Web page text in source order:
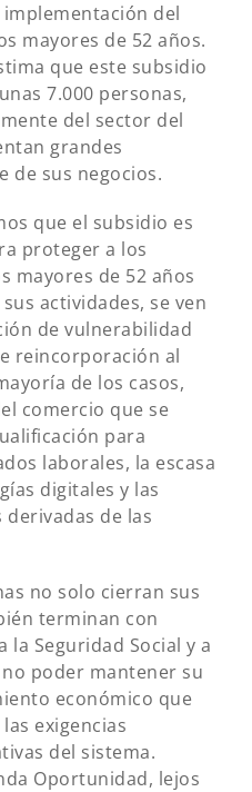
del
mayores de 52 años.
que este subsidio
7.000 personas,
del sector del
grandes
de sus negocios.
que el subsidio es
proteger a los
mayores de 52 años
actividades, se ven
de vulnerabilidad
reincorporación al
de los casos,
comercio que se
para
laborales, la escasa
digitales y las
de las
no solo cierran sus
terminan con
la Seguridad Social y a
poder mantener su
económico que
exigencias
del sistema.
Oportunidad, lejos